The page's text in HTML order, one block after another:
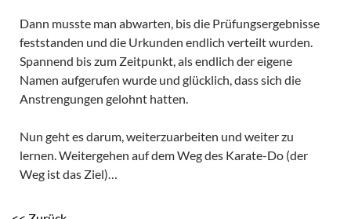
Dann musste man abwarten, bis die Prüfungsergebnisse
feststanden und die Urkunden endlich verteilt wurden.
Spannend bis zum Zeitpunkt, als endlich der eigene
Namen aufgerufen wurde und glücklich, dass sich die
Anstrengungen gelohnt hatten.
Nun geht es darum, weiterzuarbeiten und weiter zu
lernen. Weitergehen auf dem Weg des Karate-Do (der
Weg ist das Ziel)…